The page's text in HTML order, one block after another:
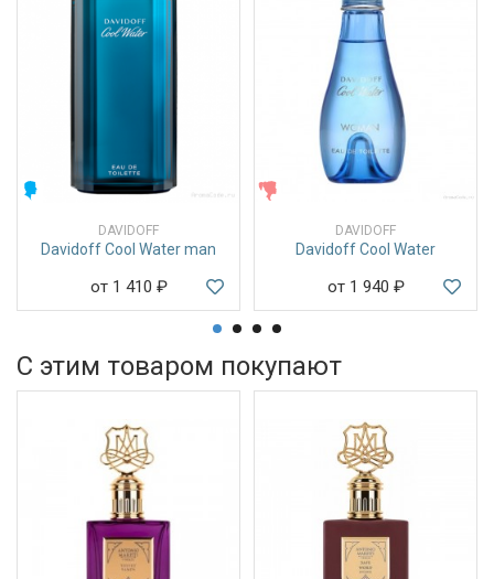
МУЖСКИЕ
DAVIDOFF
Davidoff Cool Water man
от 1 410 ₽
DAVIDOFF
Davidoff Cool Water
от 1 940 ₽
С этим товаром покупают